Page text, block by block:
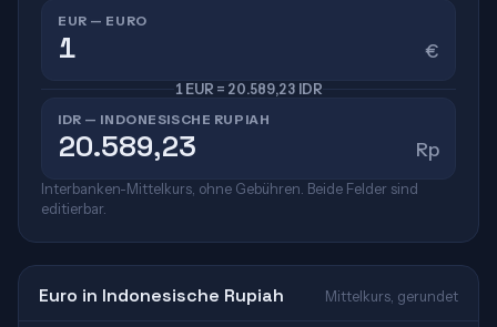
EUR — EURO
€
1 EUR = 20.589,23 IDR
IDR — INDONESISCHE RUPIAH
Rp
Interbanken-Mittelkurs, ohne Gebühren. Beide Felder sind
editierbar.
Euro in Indonesische Rupiah Mittelkurs, gerundet